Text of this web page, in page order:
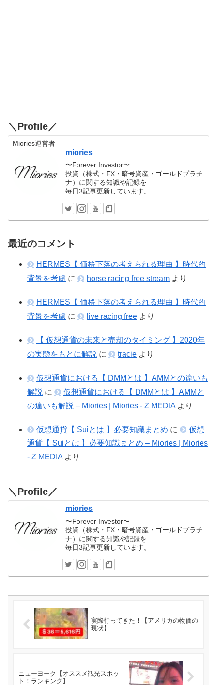
＼Profile／
Miories運営者
miories
〜Forever Investor〜
投資（株式・FX・暗号資産・ゴールドプラチ
ナ）に関する知識や記録を
毎日3記事更新しています。
最近のコメント
HERMES【 価格下落の考えられる理由 】時代的
背景を考慮 に horse racing free stream より
HERMES【 価格下落の考えられる理由 】時代的
背景を考慮 に live racing free より
【 仮想通貨の未来と売却のタイミング 】2020年
の実態をもとに解説 に tracie より
仮想通貨における【 DMMとは 】AMMとの違いも
解説 に
仮想通貨における【 DMMとは 】AMMと
の違いも解説 – Miories | Miories - Z MEDIA より
仮想通貨【 Suiとは 】必要知識まとめ に
仮想
通貨【 Suiとは 】必要知識まとめ – Miories | Miories
- Z MEDIA より
＼Profile／
miories
〜Forever Investor〜
投資（株式・FX・暗号資産・ゴールドプラチ
ナ）に関する知識や記録を
毎日3記事更新しています。
実際行ってきた！【アメリカの物価の
現状】
ニューヨーク【オススメ観光スポッ
ト！ランキング】